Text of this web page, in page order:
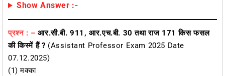
Show Answer :-
प्रश्न : – आर.सी.बी. 911, आर.एच.बी. 30 तथा राज 171 किस फसल
की किस्में हैं ? (Assistant Professor Exam 2025 Date
07.12.2025)
(1) मक्का